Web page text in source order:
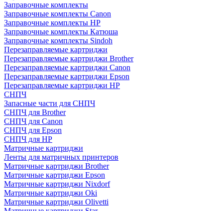
Заправочные комплекты
Заправочные комплекты Canon
Заправочные комплекты HP
Заправочные комплекты Катюша
Заправочные комплекты Sindoh
Перезаправляемые картриджи
Перезаправляемые картриджи Brother
Перезаправляемые картриджи Canon
Перезаправляемые картриджи Epson
Перезаправляемые картриджи HP
СНПЧ
Запасные части для СНПЧ
СНПЧ для Brother
СНПЧ для Canon
СНПЧ для Epson
СНПЧ для HP
Матричные картриджи
Ленты для матричных принтеров
Матричные картриджи Brother
Матричные картриджи Epson
Матричные картриджи Nixdorf
Матричные картриджи Oki
Матричные картриджи Olivetti